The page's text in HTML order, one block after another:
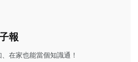
報
在家也能當個知識通！